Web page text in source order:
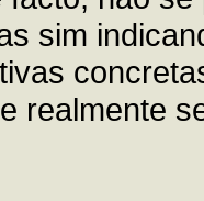
sim
realmente